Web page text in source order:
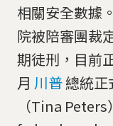
相關安全數據
院被陪審團裁
期徒刑，目前
月 川普總統正
（Tina